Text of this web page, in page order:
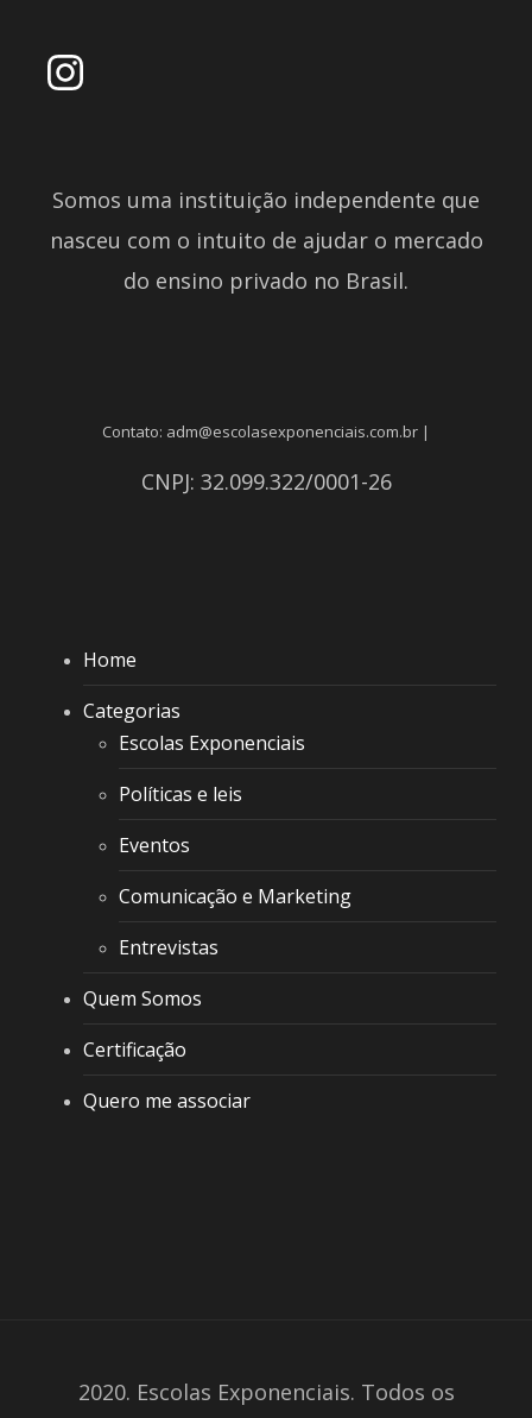
Somos uma instituição independente que
nasceu com o intuito de ajudar o mercado
do ensino privado no Brasil.
Contato: adm@escolasexponenciais.com.br |
CNPJ: 32.099.322/0001-26
Home
Categorias
Escolas Exponenciais
Políticas e leis
Eventos
Comunicação e Marketing
Entrevistas
Quem Somos
Certificação
Quero me associar
2020. Escolas Exponenciais. Todos os